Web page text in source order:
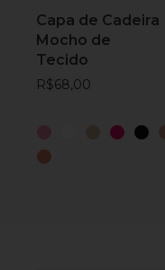
Capa de Cadeira
Mocho de
Tecido
R$68,00